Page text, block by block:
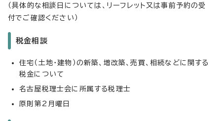
（具体的な相談日については、リーフレット又は事前予約の受
付でご確認ください）
税金相談
住宅（土地・建物）の新築、増改築、売買、相続などに関する
税金について
名古屋税理士会に所属する税理士
原則第2月曜日